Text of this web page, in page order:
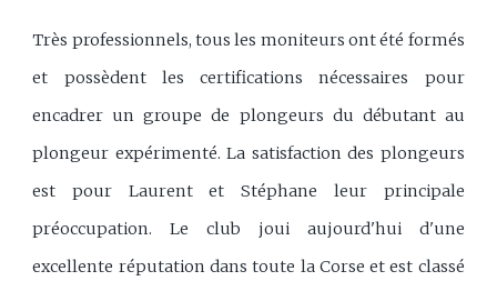
Très professionnels, tous les moniteurs ont été formés
et possèdent les certifications nécessaires pour
encadrer un groupe de plongeurs du débutant au
plongeur expérimenté. La satisfaction des plongeurs
est pour Laurent et Stéphane leur principale
préoccupation. Le club joui aujourd'hui d'une
excellente réputation dans toute la Corse et est classé